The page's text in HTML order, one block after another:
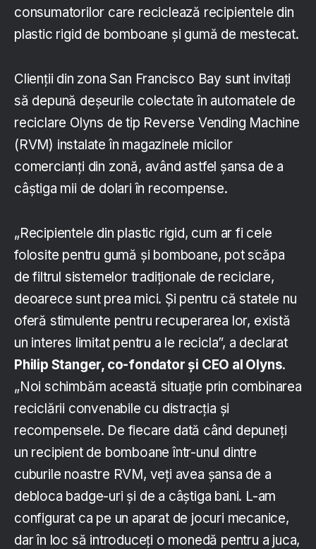
consumatorilor care reciclează recipientele din
plastic rigid de bomboane și gumă de mestecat.
Clienții din zona San Francisco Bay sunt invitați
să depună deșeurile colectate în automatele de
reciclare Olyns de tip Reverse Vending Machine
(RVM) instalate în magazinele micilor
comercianți din zonă, având astfel șansa de a
câștiga mii de dolari în recompense.
„Recipientele din plastic rigid, cum ar fi cele
folosite pentru gumă și bomboane, pot scăpa
de filtrul sistemelor tradiționale de reciclare,
deoarece sunt prea mici. Și pentru că statele nu
oferă stimulente pentru recuperarea lor, există
un interes limitat pentru a le recicla”, a declarat
Philip Stanger, co-fondator și CEO al Olyns.
„Noi schimbăm această situație prin combinarea
reciclării convenabile cu distracția și
recompensele. De fiecare dată când depuneți
un recipient de bomboane într-unul dintre
cuburile noastre RVM, veți avea șansa de a
debloca badge-uri și de a câștiga bani. L-am
configurat ca pe un aparat de jocuri mecanice,
dar în loc să introduceți o monedă pentru a juca,